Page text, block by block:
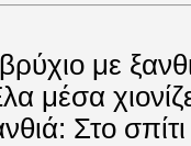
με
μέσα
Στο